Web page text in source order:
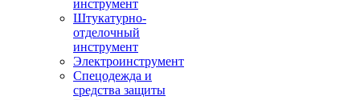
инструмент
Штукатурно-
отделочный
инструмент
Электроинструмент
Спецодежда и
средства защиты